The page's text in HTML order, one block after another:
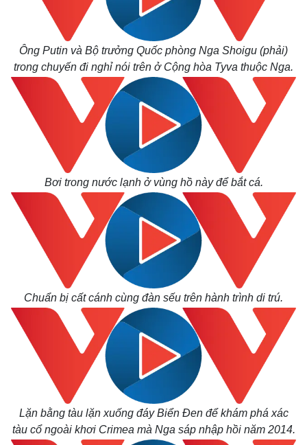
Thế giới
Quan sát
Cuộc sống đó đây
Multimedia
Video
Ảnh
Ông Putin và Bộ trưởng Quốc phòng Nga Shoigu (phải)
trong chuyến đi nghỉ nói trên ở Cộng hòa Tyva thuộc Nga.
Bơi trong nước lạnh ở vùng hồ này để bắt cá.
Chuẩn bị cất cánh cùng đàn sếu trên hành trình di trú.
Lặn bằng tàu lặn xuống đáy Biển Đen để khám phá xác
tàu cổ ngoài khơi Crimea mà Nga sáp nhập hồi năm 2014.